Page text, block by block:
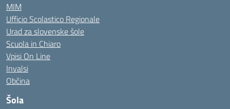
MIM
Ufficio Scolastico Regionale
Urad za slovenske šole
Scuola in Chiaro
Vpisi On Line
Invalsi
Občina
Šola